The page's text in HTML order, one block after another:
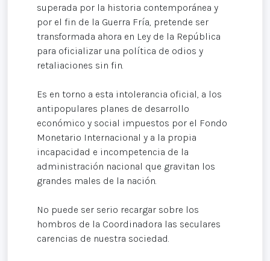
superada por la historia contemporánea y
por el fin de la Guerra Fría, pretende ser
transformada ahora en Ley de la República
para oficializar una política de odios y
retaliaciones sin fin.
Es en torno a esta intolerancia oficial, a los
antipopulares planes de desarrollo
económico y social impuestos por el Fondo
Monetario Internacional y a la propia
incapacidad e incompetencia de la
administración nacional que gravitan los
grandes males de la nación.
No puede ser serio recargar sobre los
hombros de la Coordinadora las seculares
carencias de nuestra sociedad.